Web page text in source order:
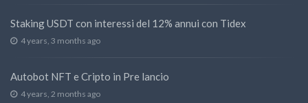
Staking USDT con interessi del 12% annui con Tidex
4 years, 3 months ago
Autobot NFT e Cripto in Pre lancio
4 years, 2 months ago